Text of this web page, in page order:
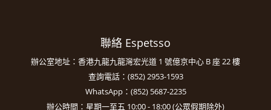
聯絡 Espetsso
辦公室地址：香港九龍九龍灣宏光道 1 號億京中心 B 座 22 樓
查詢電話：(852) 2953-1593
WhatsApp：(852) 5687-2235
辦公時間：星期一至五 10:00 - 18:00 (公眾假期除外)